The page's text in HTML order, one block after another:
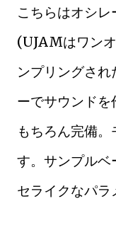
こちらはオシレ
(UJAMはワン
ンプリングさ
ーでサウンドを
もちろん完備
す。サンプルベ
セライクなパラ